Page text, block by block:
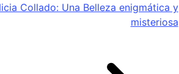
Collado: Una Belleza enigmática y
misteriosa